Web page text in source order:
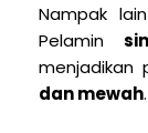
Nampak
Pelamin
menjadikan
dan mewah.